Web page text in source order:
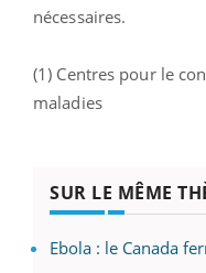
nécessaires.
(1) Centres pour le
maladies
SUR LE MÊME
Ebola : le Canada